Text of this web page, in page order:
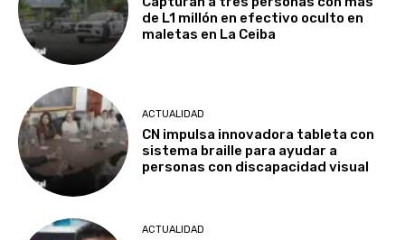
de L1 millón en efectivo oculto en
maletas en La Ceiba
ACTUALIDAD
CN impulsa innovadora tableta con
sistema braille para ayudar a
personas con discapacidad visual
ACTUALIDAD